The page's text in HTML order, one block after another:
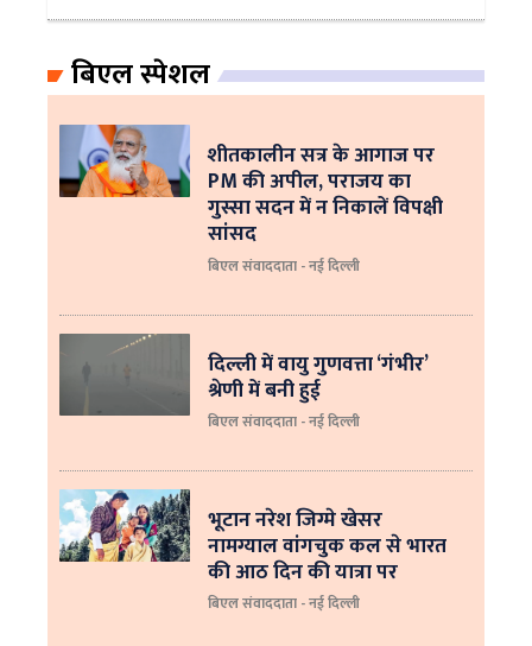
बिएल स्पेशल
शीतकालीन सत्र के आगाज पर
PM की अपील, पराजय का
गुस्सा सदन में न निकालें विपक्षी
सांसद
बिएल संवाददाता - नई दिल्ली
दिल्ली में वायु गुणवत्ता ‘गंभीर’
श्रेणी में बनी हुई
बिएल संवाददाता - नई दिल्ली
भूटान नरेश जिग्मे खेसर
नामग्याल वांगचुक कल से भारत
की आठ दिन की यात्रा पर
बिएल संवाददाता - नई दिल्ली